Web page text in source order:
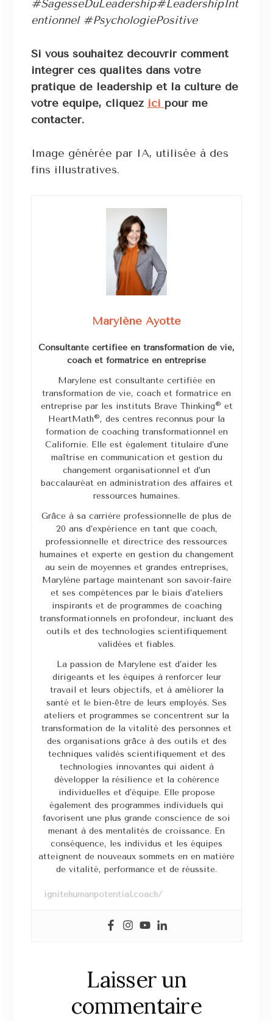
#SagesseDuLeadership#LeadershipInt
entionnel #PsychologiePositive
Si vous souhaitez découvrir comment
intégrer ces qualités dans votre
pratique de leadership et la culture de
votre équipe, cliquez ici pour me
contacter.
Image générée par IA, utilisée à des
fins illustratives.
Marylène Ayotte
Consultante certifiée en transformation de vie,
coach et formatrice en entreprise
Marylene est consultante certifiée en
transformation de vie, coach et formatrice en
entreprise par les instituts Brave Thinking® et
HeartMath®, des centres reconnus pour la
formation de coaching transformationnel en
Californie. Elle est également titulaire d’une
maîtrise en communication et gestion du
changement organisationnel et d’un
baccalauréat en administration des affaires et
ressources humaines.
Grâce à sa carrière professionnelle de plus de
20 ans d’expérience en tant que coach,
professionnelle et directrice des ressources
humaines et experte en gestion du changement
au sein de moyennes et grandes entreprises,
Marylène partage maintenant son savoir-faire
et ses compétences par le biais d’ateliers
inspirants et de programmes de coaching
transformationnels en profondeur, incluant des
outils et des technologies scientifiquement
validées et fiables.
La passion de Marylene est d’aider les
dirigeants et les équipes à renforcer leur
travail et leurs objectifs, et à améliorer la
santé et le bien-être de leurs employés. Ses
ateliers et programmes se concentrent sur la
transformation de la vitalité des personnes et
des organisations grâce à des outils et des
techniques validés scientifiquement et des
technologies innovantes qui aident à
développer la résilience et la cohérence
individuelles et d’équipe. Elle propose
également des programmes individuels qui
favorisent une plus grande conscience de soi
menant à des mentalités de croissance. En
conséquence, les individus et les équipes
atteignent de nouveaux sommets en en matière
de vitalité, performance et de réussite.
ignitehumanpotential.coach/
Laisser un
commentaire